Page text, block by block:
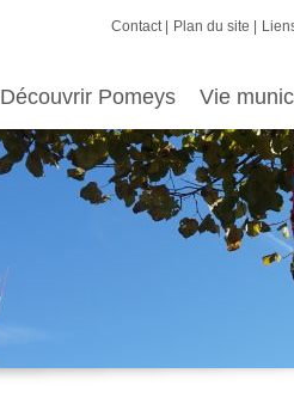
Contact Plan du site
Découvrir Pomeys Vie